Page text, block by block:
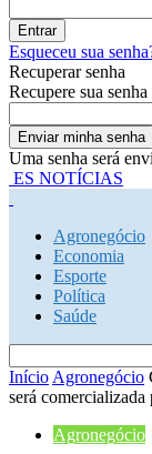
Esqueceu sua
Recuperar senha
Recupere sua senha
Uma senha será
ES NOTÍCIAS
Agronegócio
Economia
Esporte
Política
Saúde
Início Agronegócio
será comercializada
Agronegócio